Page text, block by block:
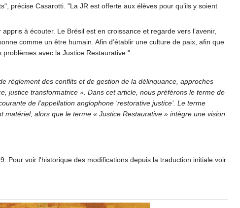
précise Casarotti. "La JR est offerte aux élèves pour qu’ils y soient
à écouter. Le Brésil est en croissance et regarde vers l’avenir,
comme un être humain. Afin d’établir une culture de paix, afin que
avec la Justice Restaurative."
règlement des conflits et de gestion de la délinquance, approches
justice transformatrice ». Dans cet article, nous préférons le terme de
de l’appellation anglophone ‘restorative justice’. Le terme
alors que le terme « Justice Restaurative » intègre une vision
Pour voir l'historique des modifications depuis la traduction initiale voir